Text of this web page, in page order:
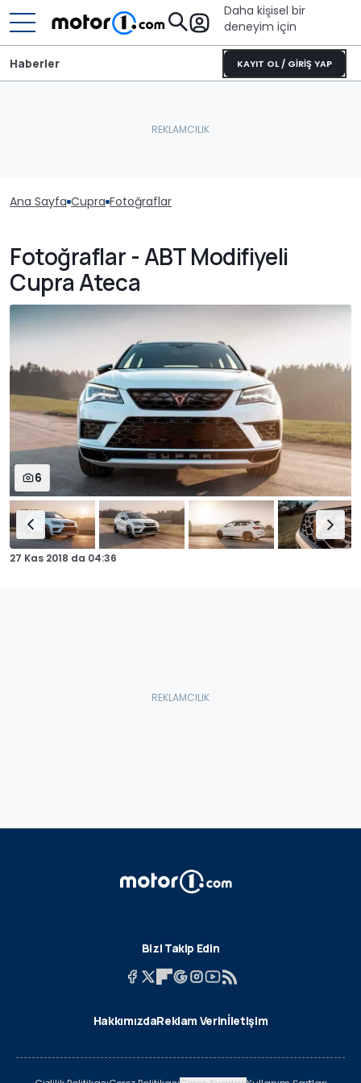
Daha kişisel bir
deneyim için
KAYIT OL / GİRİŞ YAP
Haberler
Ana Sayfa Cupra Fotoğraflar
Fotoğraflar - ABT Modifiyeli
Cupra Ateca
6
27 Kas 2018 da 04:36
Bizi Takip Edin
HakkımızdaReklam Verinİletişim